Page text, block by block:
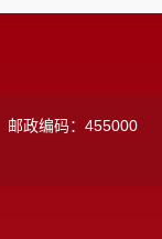
邮政编码：455000